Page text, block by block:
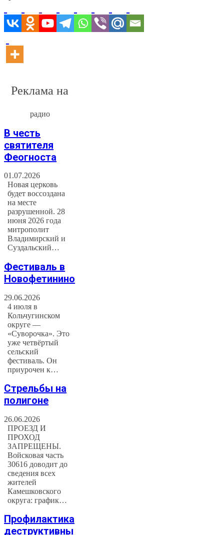
Реклама на
радио
В честь
святителя
Феогноста
01.07.2026
Новая церковь
будет воссоздана
на месте
разрушенной. 28
июня 2026 года
митрополит
Владимирский и
Суздальский…
Фестиваль в
Новофетинино
29.06.2026
4 июля в
Кольчугинском
округе —
«Суворочка». Это
уже четвёртый
сельский
фестиваль. Он
приурочен к…
Стрельбы на
полигоне
26.06.2026
ПРОЕЗД И
ПРОХОД
ЗАПРЕЩЕНЫ.
Войсковая часть
30616 доводит до
сведения всех
жителей
Камешковского
округа: график…
Профилактика
деструктивны